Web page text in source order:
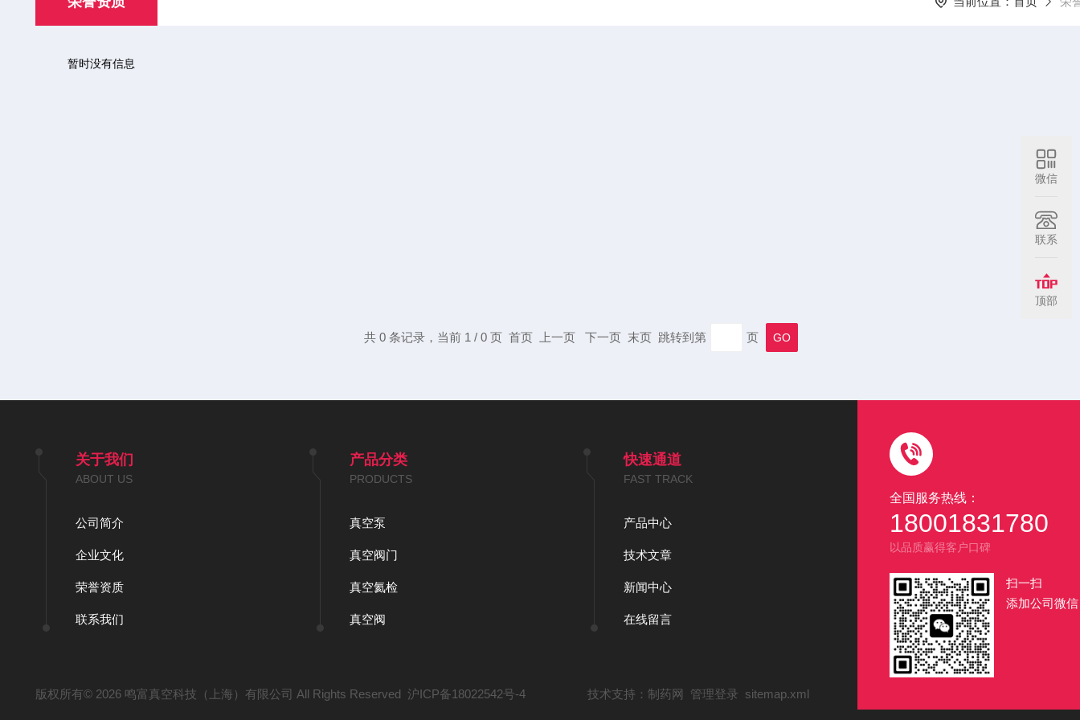
暂时没有信息
共 0 条记录，当前 1 / 0 页 首页 上一页 下一页 末页 跳转到第 页
全国服务热线：
18001831780
以品质赢得客户口碑
扫一扫
添加公司微信
关于我们
ABOUT US
公司简介
企业文化
荣誉资质
联系我们
产品分类
PRODUCTS
真空泵
真空阀门
真空氦检
真空阀
快速通道
FAST TRACK
产品中心
技术文章
新闻中心
在线留言
版权所有© 2026 鸣富真空科技（上海）有限公司 All Rights Reserved 沪ICP备18022542号-4 技术支持： 制药网 管理登录 sitemap.xml
微信
联系
顶部